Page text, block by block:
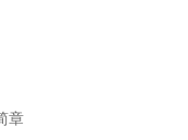
章